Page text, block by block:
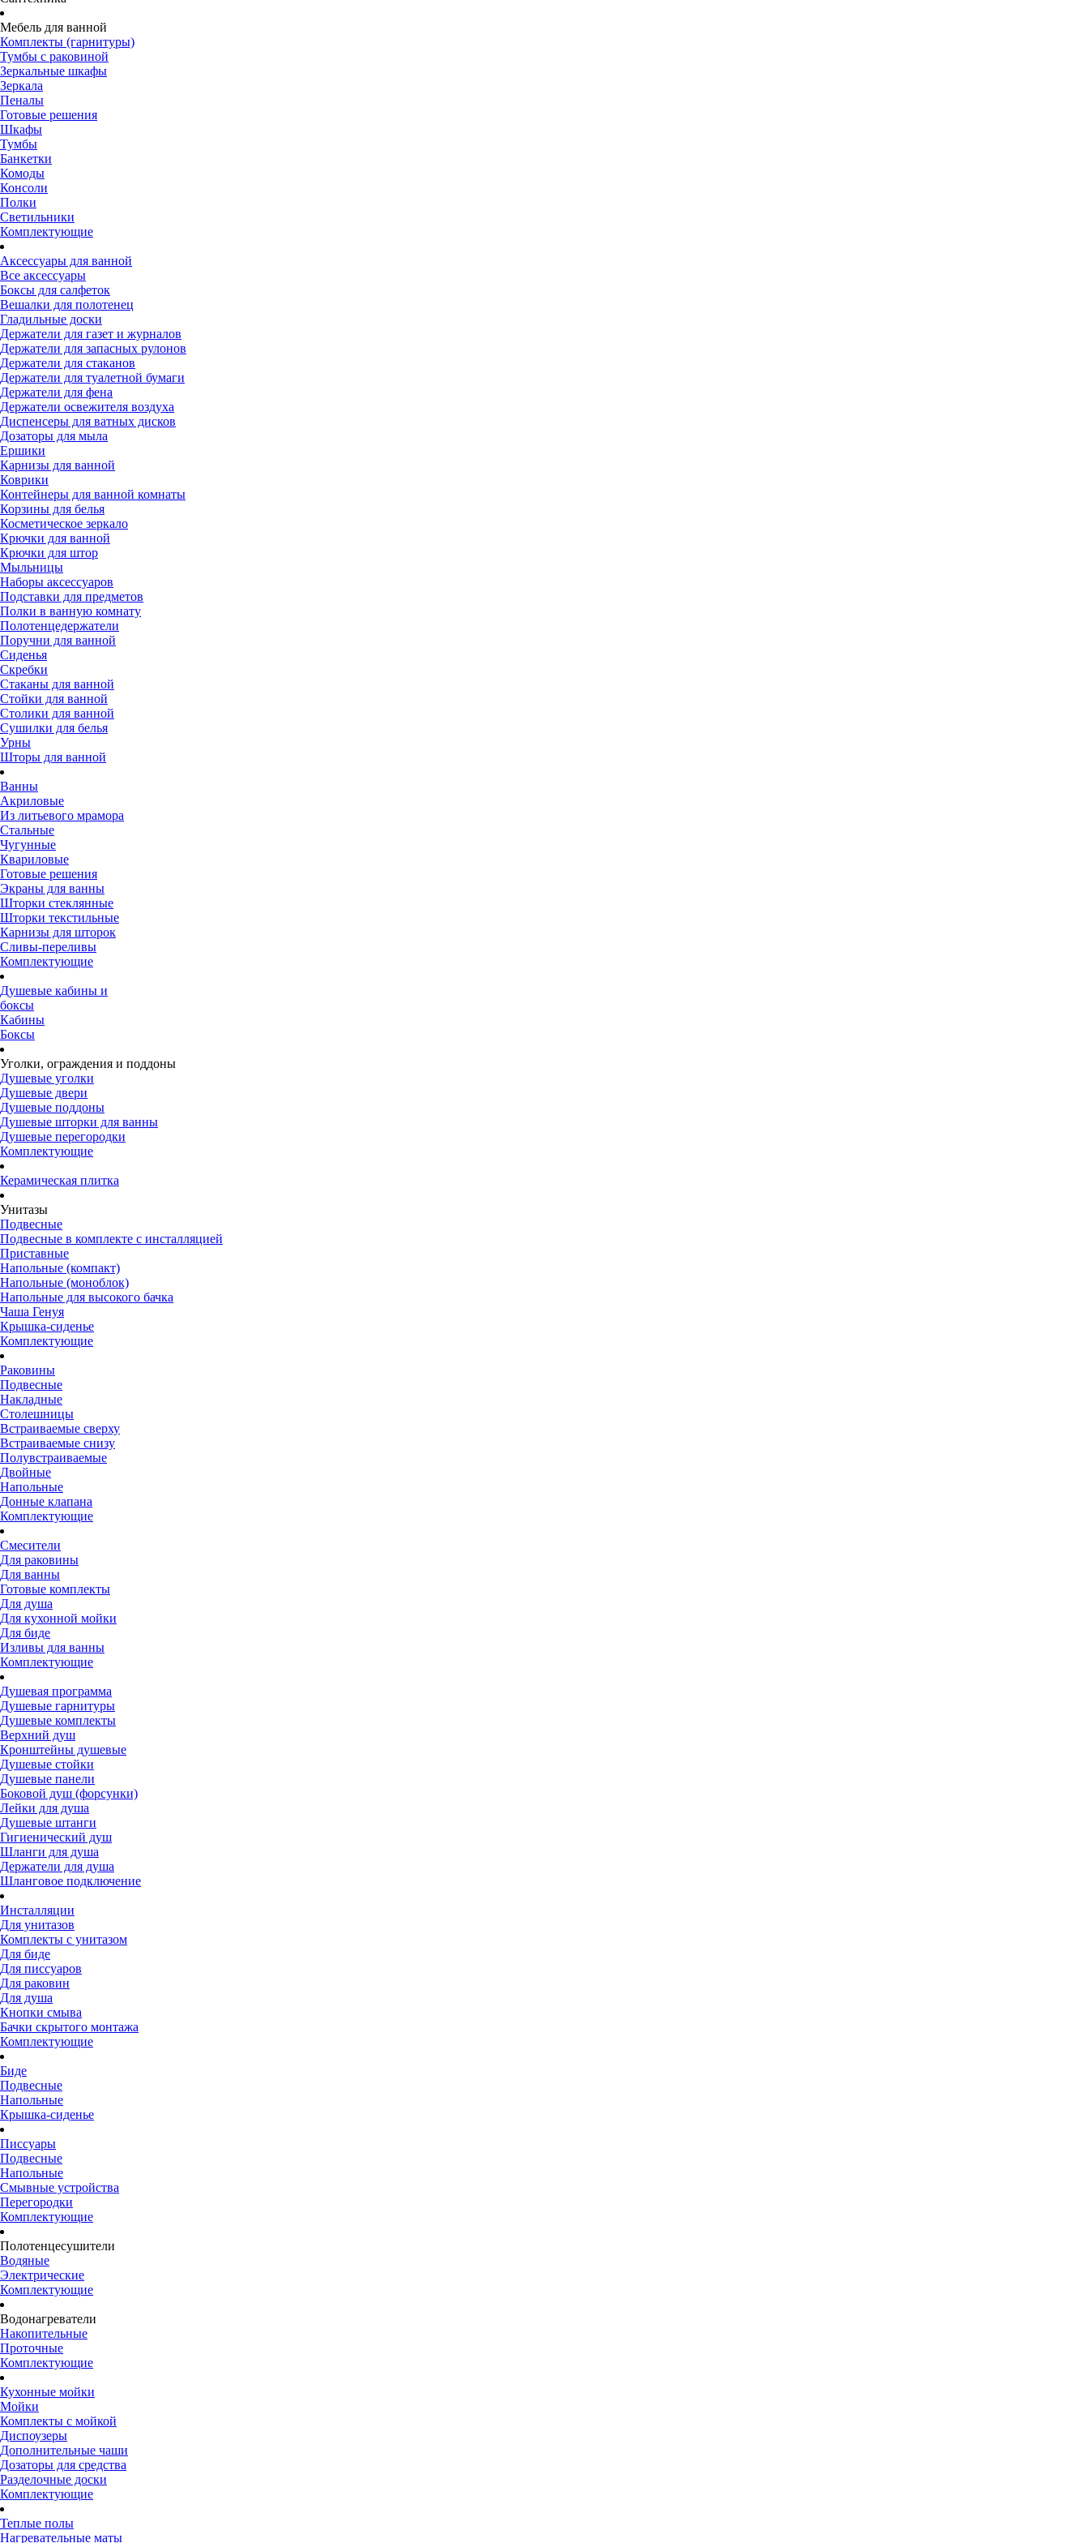
Мебель для ванной
Комплекты (гарнитуры)
Тумбы с раковиной
Зеркальные шкафы
Зеркала
Пеналы
Готовые решения
Шкафы
Тумбы
Банкетки
Комоды
Консоли
Полки
Светильники
Комплектующие
Аксессуары для ванной
Все аксессуары
Боксы для салфеток
Вешалки для полотенец
Гладильные доски
Держатели для газет и журналов
Держатели для запасных рулонов
Держатели для стаканов
Держатели для туалетной бумаги
Держатели для фена
Держатели освежителя воздуха
Диспенсеры для ватных дисков
Дозаторы для мыла
Ершики
Карнизы для ванной
Коврики
Контейнеры для ванной комнаты
Корзины для белья
Косметическое зеркало
Крючки для ванной
Крючки для штор
Мыльницы
Наборы аксессуаров
Подставки для предметов
Полки в ванную комнату
Полотенцедержатели
Поручни для ванной
Сиденья
Скребки
Стаканы для ванной
Стойки для ванной
Столики для ванной
Сушилки для белья
Урны
Шторы для ванной
Ванны
Акриловые
Из литьевого мрамора
Стальные
Чугунные
Квариловые
Готовые решения
Экраны для ванны
Шторки стеклянные
Шторки текстильные
Карнизы для шторок
Сливы-переливы
Комплектующие
Душевые кабины и
боксы
Кабины
Боксы
Уголки, ограждения и поддоны
Душевые уголки
Душевые двери
Душевые поддоны
Душевые шторки для ванны
Душевые перегородки
Комплектующие
Керамическая плитка
Унитазы
Подвесные
Подвесные в комплекте с инсталляцией
Приставные
Напольные (компакт)
Напольные (моноблок)
Напольные для высокого бачка
Чаша Генуя
Крышка-сиденье
Комплектующие
Раковины
Подвесные
Накладные
Столешницы
Встраиваемые сверху
Встраиваемые снизу
Полувстраиваемые
Двойные
Напольные
Донные клапана
Комплектующие
Смесители
Для раковины
Для ванны
Готовые комплекты
Для душа
Для кухонной мойки
Для биде
Изливы для ванны
Комплектующие
Душевая программа
Душевые гарнитуры
Душевые комплекты
Верхний душ
Кронштейны душевые
Душевые стойки
Душевые панели
Боковой душ (форсунки)
Лейки для душа
Душевые штанги
Гигиенический душ
Шланги для душа
Держатели для душа
Шланговое подключение
Инсталляции
Для унитазов
Комплекты с унитазом
Для биде
Для писсуаров
Для раковин
Для душа
Кнопки смыва
Бачки скрытого монтажа
Комплектующие
Биде
Подвесные
Напольные
Крышка-сиденье
Писсуары
Подвесные
Напольные
Смывные устройства
Перегородки
Комплектующие
Полотенцесушители
Водяные
Электрические
Комплектующие
Водонагреватели
Накопительные
Проточные
Комплектующие
Кухонные мойки
Мойки
Комплекты с мойкой
Диспоузеры
Дополнительные чаши
Дозаторы для средства
Разделочные доски
Комплектующие
Теплые полы
Нагревательные маты